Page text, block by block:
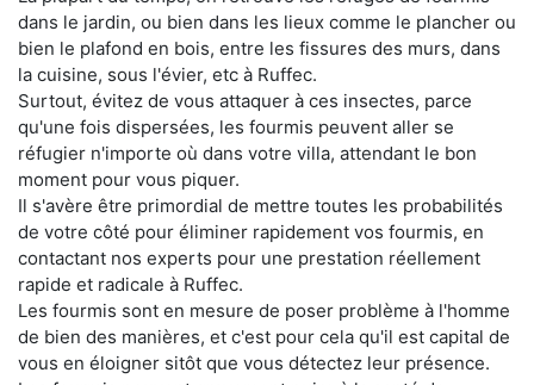
dans le jardin, ou bien dans les lieux comme le plancher ou
bien le plafond en bois, entre les fissures des murs, dans
la cuisine, sous l'évier, etc à Ruffec.
Surtout, évitez de vous attaquer à ces insectes, parce
qu'une fois dispersées, les fourmis peuvent aller se
réfugier n'importe où dans votre villa, attendant le bon
moment pour vous piquer.
Il s'avère être primordial de mettre toutes les probabilités
de votre côté pour éliminer rapidement vos fourmis, en
contactant nos experts pour une prestation réellement
rapide et radicale à Ruffec.
Les fourmis sont en mesure de poser problème à l'homme
de bien des manières, et c'est pour cela qu'il est capital de
vous en éloigner sitôt que vous détectez leur présence.